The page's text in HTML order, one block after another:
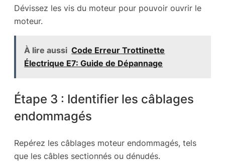
Dévissez les vis du moteur pour pouvoir ouvrir le
moteur.
À lire aussi Code Erreur Trottinette
Électrique E7: Guide de Dépannage
Étape 3 : Identifier les câblages
endommagés
Repérez les câblages moteur endommagés, tels
que les câbles sectionnés ou dénudés.